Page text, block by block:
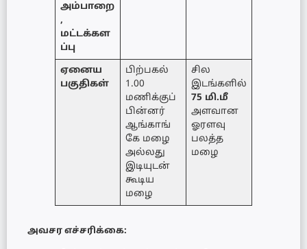
அம்பாறை
,
மட்டக்கள
ப்பு
ஏனைய
பகுதிகள்
பிற்பகல்
1.00
மணிக்குப்
பின்னர்
ஆங்காங்
கே மழை
அல்லது
இடியுடன்
கூடிய
மழை
சில
இடங்களில்
75 மி.மீ
அளவான
ஓரளவு
பலத்த
மழை
அவசர எச்சரிக்கை: